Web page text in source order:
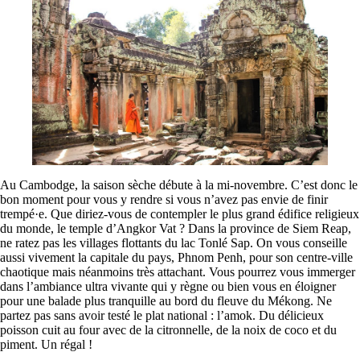
Au Cambodge, la saison sèche débute à la mi-novembre. C’est donc le
bon moment pour vous y rendre si vous n’avez pas envie de finir
trempé·e. Que diriez-vous de contempler le plus grand édifice religieux
du monde, le temple d’Angkor Vat ? Dans la province de Siem Reap,
ne ratez pas les villages flottants du lac Tonlé Sap. On vous conseille
aussi vivement la capitale du pays, Phnom Penh, pour son centre-ville
chaotique mais néanmoins très attachant. Vous pourrez vous immerger
dans l’ambiance ultra vivante qui y règne ou bien vous en éloigner
pour une balade plus tranquille au bord du fleuve du Mékong. Ne
partez pas sans avoir testé le plat national : l’amok. Du délicieux
poisson cuit au four avec de la citronnelle, de la noix de coco et du
piment. Un régal !